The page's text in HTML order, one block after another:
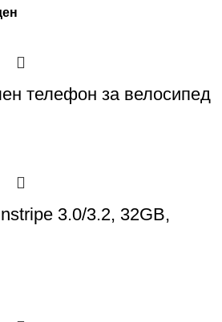
телефон за велосипед
3.0/3.2, 32GB,